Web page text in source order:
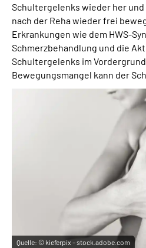
Schultergelenks wieder her
nach der Reha wieder frei
Erkrankungen wie dem HWS-
Schmerzbehandlung und die
Schultergelenks im Vordergrund
Bewegungsmangel kann der
Quelle: © kieferpix – stock.adobe.com